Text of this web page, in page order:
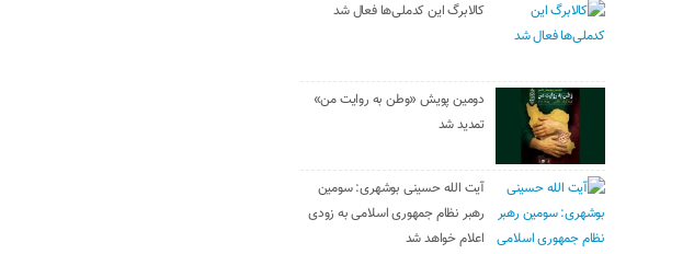
کالابرگ این کدملی‌ها فعال شد
دومین پویش «وطن به روایت من»
تمدید شد
آیت الله حسینی بوشهری: سومین
رهبر نظام جمهوری اسلامی به زودی
اعلام خواهد شد